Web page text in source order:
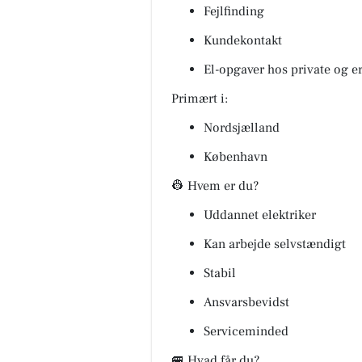
Fejlfinding
Kundekontakt
El-opgaver hos private og
Primært i:
Nordsjælland
København
👷 Hvem er du?
Uddannet elektriker
Kan arbejde selvstændigt
Stabil
Ansvarsbevidst
Serviceminded